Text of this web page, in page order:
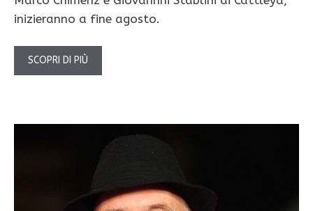
inizieranno a fine agosto.
SCOPRI DI PIÙ